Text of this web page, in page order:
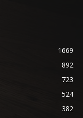
1669
892
723
524
382